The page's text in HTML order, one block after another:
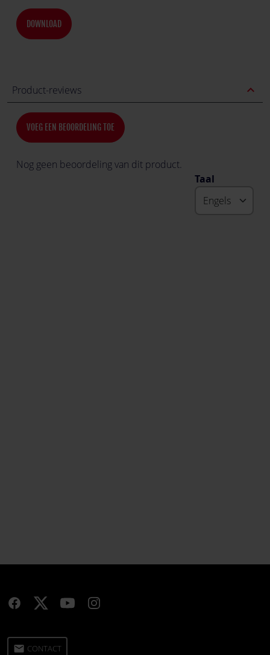
DOWNLOAD
Product-reviews expand_less
VOEG EEN BEOORDELING TOE
Nog geen beoordeling van dit product.
Taal
email CONTACT